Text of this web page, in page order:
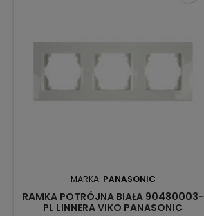
MARKA: PANASONIC
RAMKA POTRÓJNA BIAŁA 90480003-
PL LINNERA VIKO PANASONIC